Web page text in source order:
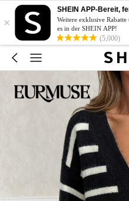
×
SHEIN APP-Bereit,
Weitere exklusive
es in der SHEIN APP!
(5,000)